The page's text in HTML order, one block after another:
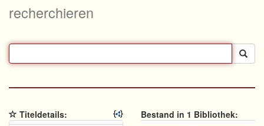
recherchieren
Titeldetails:
Bestand in 1 Bibliothek: